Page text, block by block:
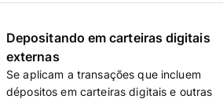
Depositando em carteiras digitais
externas
Se aplicam a transações que incluem
dépositos em carteiras digitais e outras